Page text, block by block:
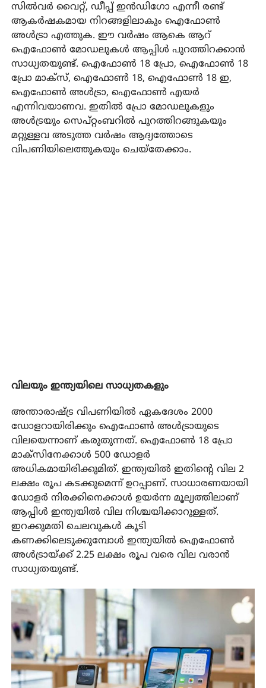
സിൽവർ വൈറ്റ്, ഡീപ്പ് ഇൻഡിഗോ എന്നീ രണ്ട്
ആകർഷകമായ നിറങ്ങളിലാകും ഐഫോൺ
അൾട്രാ എത്തുക. ഈ വർഷം ആകെ ആറ്
ഐഫോൺ മോഡലുകൾ ആപ്പിൾ പുറത്തിറക്കാൻ
സാധ്യതയുണ്ട്. ഐഫോൺ 18 പ്രോ, ഐഫോൺ 18
പ്രോ മാക്സ്, ഐഫോൺ 18, ഐഫോൺ 18 ഇ,
ഐഫോൺ അൾട്രാ, ഐഫോൺ എയർ
എന്നിവയാണവ. ഇതിൽ പ്രോ മോഡലുകളും
അൾട്രയും സെപ്റ്റംബറിൽ പുറത്തിറങ്ങുകയും
മറ്റുള്ളവ അടുത്ത വർഷം ആദ്യത്തോടെ
വിപണിയിലെത്തുകയും ചെയ്തേക്കാം.
വിലയും ഇന്ത്യയിലെ സാധ്യതകളും
അന്താരാഷ്ട്ര വിപണിയിൽ ഏകദേശം 2000
ഡോളറായിരിക്കും ഐഫോൺ അൾട്രായുടെ
വിലയെന്നാണ് കരുതുന്നത്. ഐഫോൺ 18 പ്രോ
മാക്സിനേക്കാൾ 500 ഡോളർ
അധികമായിരിക്കുമിത്. ഇന്ത്യയിൽ ഇതിന്റെ വില 2
ലക്ഷം രൂപ കടക്കുമെന്ന് ഉറപ്പാണ്. സാധാരണയായി
ഡോളർ നിരക്കിനെക്കാൾ ഉയർന്ന മൂല്യത്തിലാണ്
ആപ്പിൾ ഇന്ത്യയിൽ വില നിശ്ചയിക്കാറുള്ളത്.
ഇറക്കുമതി ചെലവുകൾ കൂടി
കണക്കിലെടുക്കുമ്പോൾ ഇന്ത്യയിൽ ഐഫോൺ
അൾട്രായ്ക്ക് 2.25 ലക്ഷം രൂപ വരെ വില വരാൻ
സാധ്യതയുണ്ട്.